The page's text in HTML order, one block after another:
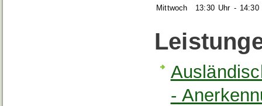
Mittwoch 13:30 Uhr- 14:30
-